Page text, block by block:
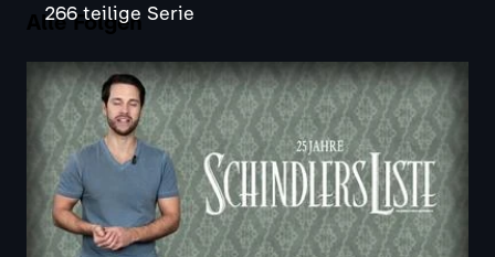
Alle Folgen
266 teilige Serie